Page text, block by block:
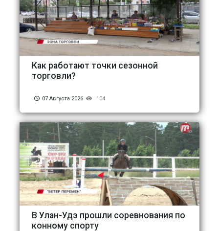
Как работают точки сезонной
торговли?
07 Августа 2026 104
В Улан-Удэ прошли соревнования по
конному спорту